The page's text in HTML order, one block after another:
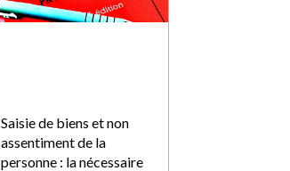
Saisie de biens et non
assentiment de la
personne : la nécessaire